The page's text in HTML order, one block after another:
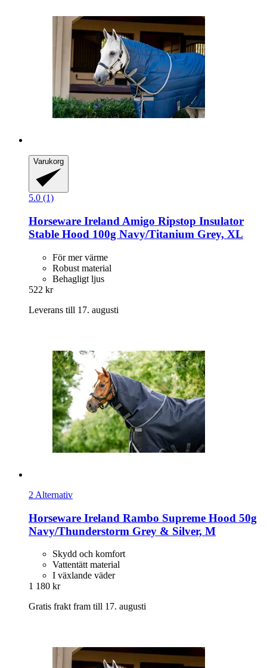
Varukorg
5.0 (1)
Horseware Ireland Amigo Ripstop Insulator
Stable Hood 100g Navy/Titanium Grey, XL
För mer värme
Robust material
Behagligt ljus
522 kr
Leverans till 17. augusti
2 Alternativ
Horseware Ireland Rambo Supreme Hood 50g
Navy/Thunderstorm Grey & Silver, M
Skydd och komfort
Vattentätt material
I växlande väder
1 180 kr
Gratis frakt fram till 17. augusti